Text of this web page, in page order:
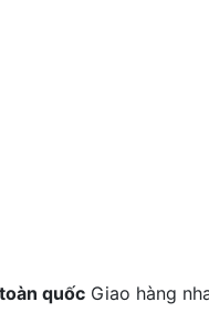
quốc Giao hàng